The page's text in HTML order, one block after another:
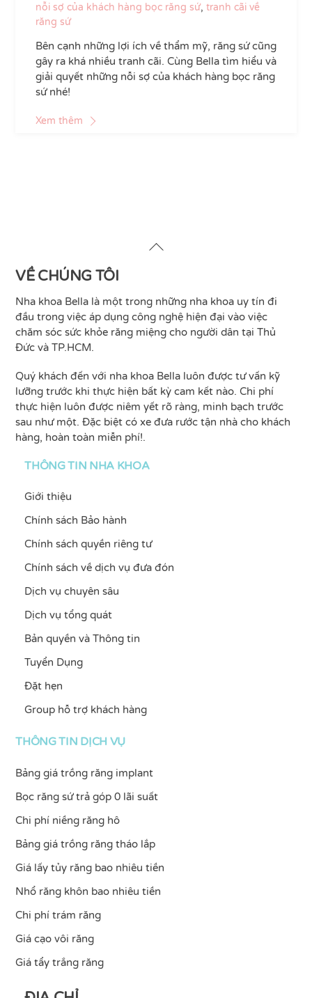
nỗi sợ của khách hàng bọc răng sứ, tranh cãi về
răng sứ
Bên cạnh những lợi ích về thẩm mỹ, răng sứ cũng
gây ra khá nhiều tranh cãi. Cùng Bella tìm hiểu và
giải quyết những nỗi sợ của khách hàng bọc răng
sứ nhé!
Xem thêm
Back
VỀ CHÚNG TÔI
Nha khoa Bella là một trong những nha khoa uy tín đi
đầu trong việc áp dụng công nghệ hiện đại vào việc
chăm sóc sức khỏe răng miệng cho người dân tại Thủ
Đức và TP.HCM.
Quý khách đến với nha khoa Bella luôn được tư vấn kỹ
lưỡng trước khi thực hiện bất kỳ cam kết nào. Chi phí
thực hiện luôn được niêm yết rõ ràng, minh bạch trước
sau như một. Đặc biệt có xe đưa rước tận nhà cho khách
hàng, hoàn toàn miễn phí!.
THÔNG TIN NHA KHOA
Giới thiệu
Chính sách Bảo hành
Chính sách quyền riêng tư
Chính sách về dịch vụ đưa đón
Dịch vụ chuyên sâu
Dịch vụ tổng quát
Bản quyền và Thông tin
Tuyển Dụng
Đặt hẹn
Group hỗ trợ khách hàng
THÔNG TIN DỊCH VỤ
Bảng giá trồng răng implant
Bọc răng sứ trả góp 0 lãi suất
Chi phí niềng răng hô
Bảng giá trồng răng tháo lắp
Giá lấy tủy răng bao nhiêu tiền
Nhổ răng khôn bao nhiêu tiền
Chi phí trám răng
Giá cạo vôi răng
Giá tẩy trắng răng